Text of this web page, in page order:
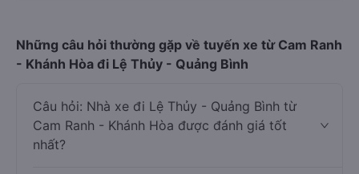
Những câu hỏi thường gặp về tuyến xe từ Cam Ranh
- Khánh Hòa đi Lệ Thủy - Quảng Bình
Câu hỏi: Nhà xe đi Lệ Thủy - Quảng Bình từ
Cam Ranh - Khánh Hòa được đánh giá tốt
nhất?